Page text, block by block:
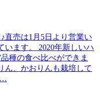
直売は1月5日より営業い
います。 2020年新しいハ
種の食べ比べができま
ん、かおりんも栽培して
…